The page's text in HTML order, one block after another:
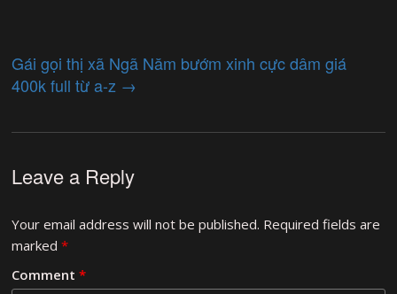
Gái gọi thị xã Ngã Năm bướm xinh cực dâm giá
400k full từ a-z →
Leave a Reply
Your email address will not be published. Required fields are
marked*
Comment*